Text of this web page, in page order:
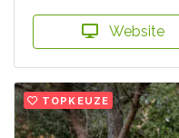
Website
TOPKEUZE